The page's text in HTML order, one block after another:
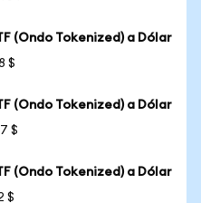
(Ondo Tokenized) a Dólar
$
(Ondo Tokenized) a Dólar
$
(Ondo Tokenized) a Dólar
$